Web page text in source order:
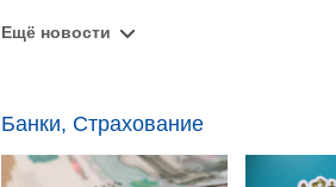
Ещё новости
Банки, Страхование